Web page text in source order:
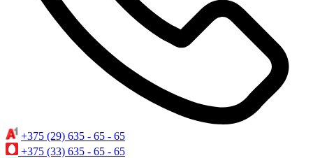
+375 (29) 635 - 65 - 65
+375 (33) 635 - 65 - 65